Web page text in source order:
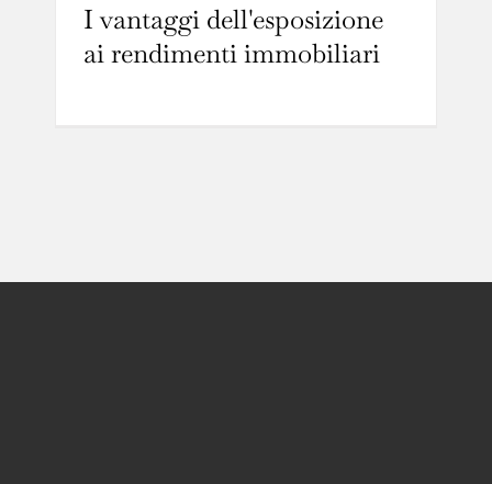
I vantaggi dell'esposizione
ai rendimenti immobiliari